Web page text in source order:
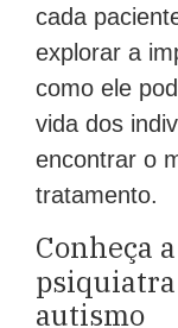
cada
explorar a
como ele
vida dos
encontrar o
tratamento.
Conheça
autismo